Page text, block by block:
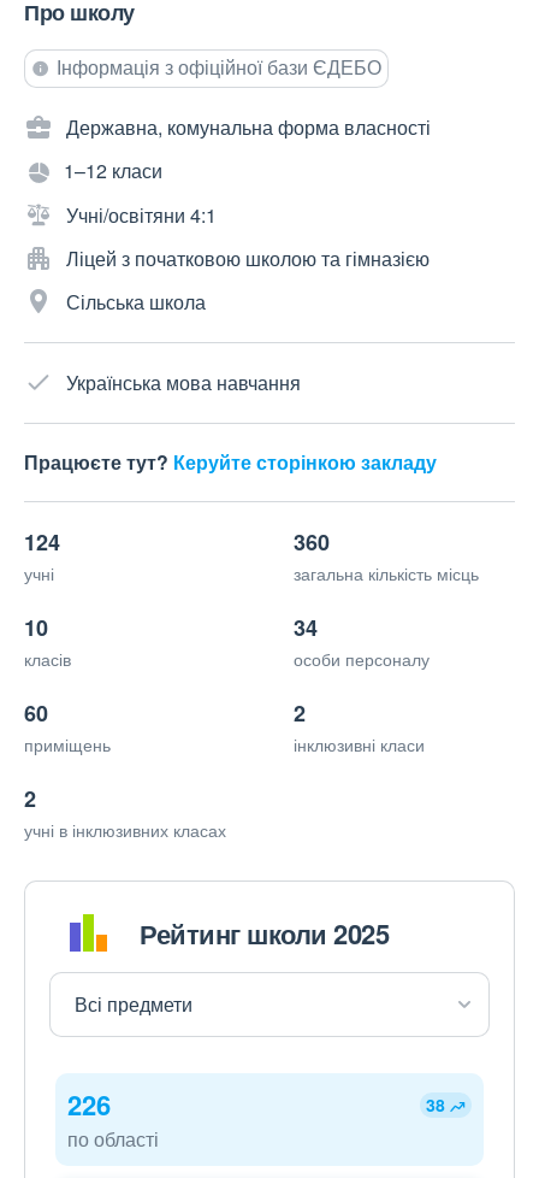
Про школу
Інформація з офіційної бази ЄДЕБО
Державна, комунальна форма власності
1–12 класи
Учні/освітяни 4:1
Ліцей з початковою школою та гімназією
Сільська школа
Українська мова навчання
Працюєте тут? Керуйте сторінкою закладу
124
учні
360
загальна кількість місць
10
класів
34
особи персоналу
60
приміщень
2
інклюзивні класи
2
учні в інклюзивних класах
Рейтинг школи 2025
226 38
по області